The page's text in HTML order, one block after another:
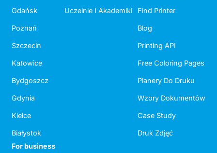
Gdańsk
Poznań
Szczecin
Katowice
Bydgoszcz
Gdynia
Kielce
Białystok
Uczelnie I Akademiki Find Printer
Blog
Printing API
Free Coloring Pages
Planery Do Druku
Wzory Dokumentów
Case Study
Druk Zdjęć
For business